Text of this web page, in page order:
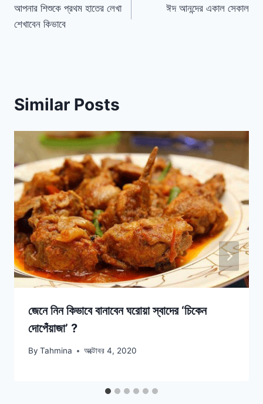
ন্যাভিগেশন
আপনার শিশুকে প্রথম হাতের লেখা
শেখাবেন কিভাবে
ঈদ আনন্দের একাল সেকাল
Similar Posts
জেনে নিন কিভাবে বানাবেন ঘরোয়া স্বাদের ‘চিকেন
দোপেঁয়াজা’ ?
By Tahmina অক্টোবর 4, 2020